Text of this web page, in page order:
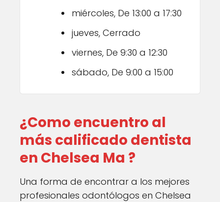
miércoles, De 13:00 a 17:30
jueves, Cerrado
viernes, De 9:30 a 12:30
sábado, De 9:00 a 15:00
¿Como encuentro al
más calificado dentista
en Chelsea Ma ?
Una forma de encontrar a los mejores
profesionales odontólogos en Chelsea